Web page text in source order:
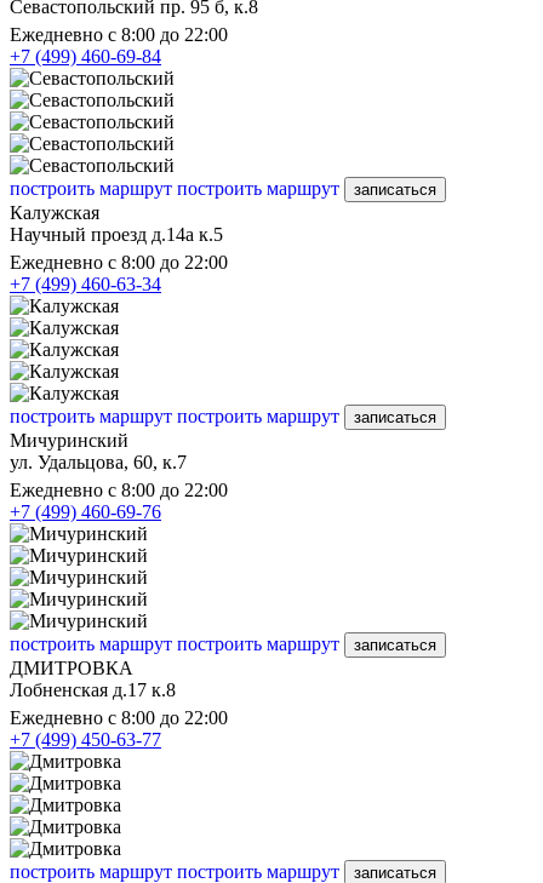
Севастопольский пр. 95 б, к.8
Ежедневно с 8:00 до 22:00
+7 (499) 460-69-84
построить маршрут построить маршрут записаться
Калужская
Научный проезд д.14а к.5
Ежедневно с 8:00 до 22:00
+7 (499) 460-63-34
построить маршрут построить маршрут записаться
Мичуринский
ул. Удальцова, 60, к.7
Ежедневно с 8:00 до 22:00
+7 (499) 460-69-76
построить маршрут построить маршрут записаться
ДМИТРОВКА
Лобненская д.17 к.8
Ежедневно с 8:00 до 22:00
+7 (499) 450-63-77
построить маршрут построить маршрут записаться